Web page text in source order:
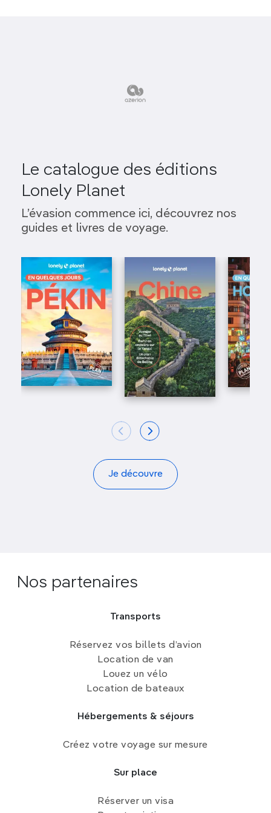
Le catalogue des éditions
Lonely Planet
L’évasion commence ici, découvrez nos
guides et livres de voyage.
Je découvre
Nos partenaires
Transports
Réservez vos billets d’avion
Location de van
Louez un vélo
Location de bateaux
Hébergements & séjours
Créez votre voyage sur mesure
Sur place
Réserver un visa